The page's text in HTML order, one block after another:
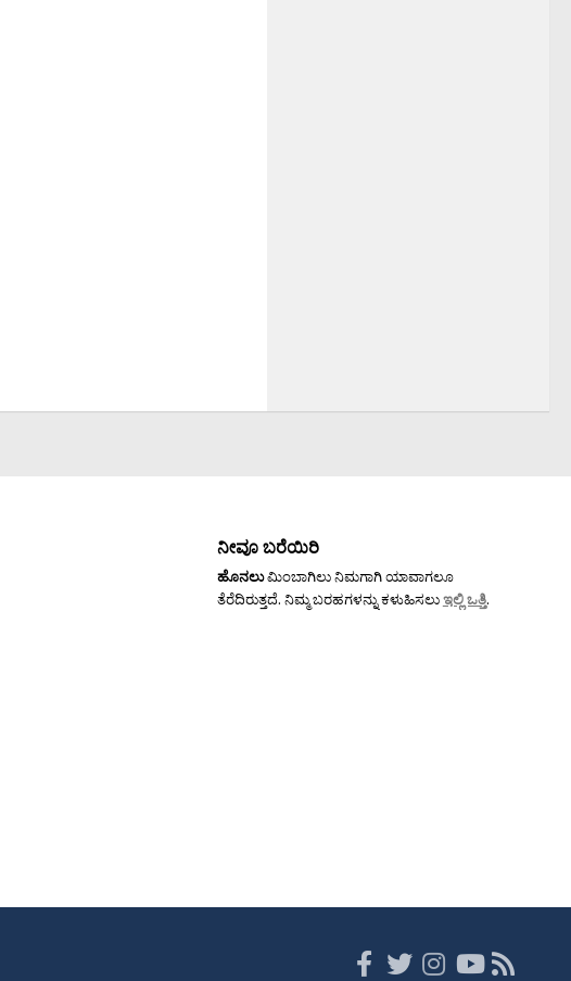
ನೀವೂ ಬರೆಯಿರಿ
ಹೊನಲುಮಿಂಬಾಗಿಲು ನಿಮಗಾಗಿ ಯಾವಾಗಲೂ
ತೆರೆದಿರುತ್ತದೆ. ನಿಮ್ಮ ಬರಹಗಳನ್ನು ಕಳುಹಿಸಲುಇಲ್ಲಿ ಒತ್ತಿ.